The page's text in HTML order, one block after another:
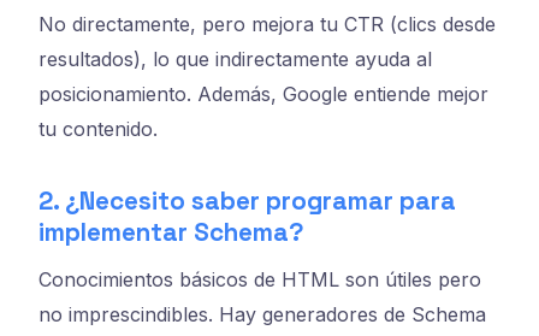
No directamente, pero mejora tu CTR (clics desde
resultados), lo que indirectamente ayuda al
posicionamiento. Además, Google entiende mejor
tu contenido.
2. ¿Necesito saber programar para
implementar Schema?
Conocimientos básicos de HTML son útiles pero
no imprescindibles. Hay generadores de Schema